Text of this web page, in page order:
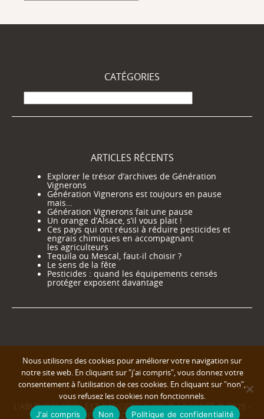
CATÉGORIES
Catégories
ARTICLES RÉCENTS
Explorer le trésor d’archives de Génération
Vignerons
Génération Vignerons est toujours en pause
mais…
Génération Vignerons fait une pause
Un orange d’Alsace, s’il vous plait !
Ces pays qui ont réussi à réduire pesticides et
engrais chimiques en accompagnant
les agriculteurs
Tequila ou Mescal, faut-il choisir ?
Le sens de la fête
Pesticides : quand les équipements censés
protéger exposent davantage
L'ABUS D'ALCOOL EST DANGEREUX POUR LA SANTÉ © 2025 -
GENERATION VIGNERONS
Nous utilisons des cookies pour améliorer votre navigation sur
notre site web. En cliquant sur "j'ai compris", vous donnez votre
consentement à l’utilisation de ces cookies. En cliquant sur "non",
vous refusez les cookies non fonctionnels.
J'ai compris Non Politique de confidentialité